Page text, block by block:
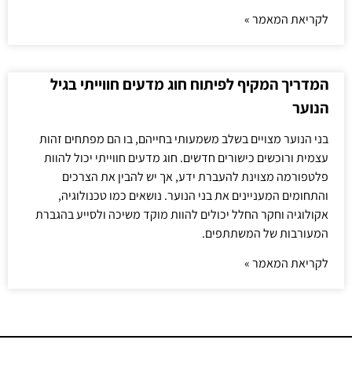
לקריאת המאמר »
המדריך המקיף לפיתוח חוג מדעים חווייתי בגיל
הנוער
בני הנוער מצויים בשלב משמעותי בחייהם, בו הם מפתחים זהות
עצמית ורוכשים כישורים חדשים. חוג מדעים חווייתי יכול להוות
פלטפורמה מצוינת להעברת ידע, אך יש להבין את הצרכים
והתחומים המעניינים את בני הנוער. נושאים כמו טכנולוגיה,
אקולוגיה וחקר החלל יכולים להוות מוקד משיכה ולסייע בהגברת
המעורבות של המשתתפים.
לקריאת המאמר »